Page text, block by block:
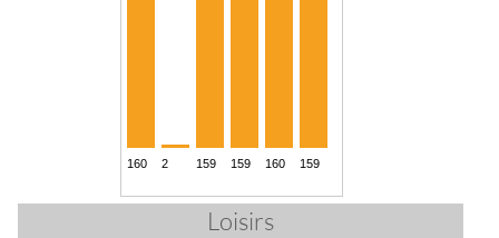
Loisirs